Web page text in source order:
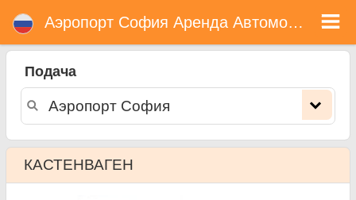
Аэропорт София Аренда Автомобиля
Подача
КАСТЕНВАГЕН